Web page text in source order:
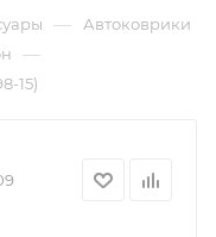
— Автоковрики
—
15)